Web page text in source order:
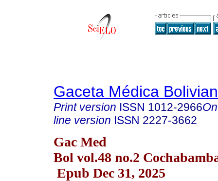
Gaceta Médica
Print version ISSN 1012-2966
line version ISSN 2227-3662
Gac Med
Bol vol.48 no.2
Epub Dec 31, 2025